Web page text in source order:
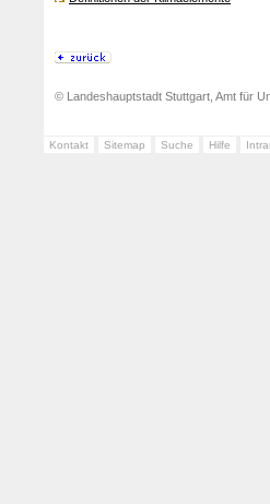
© Landeshauptstadt Stuttgart, Amt für
Kontakt Sitemap Suche Hilfe